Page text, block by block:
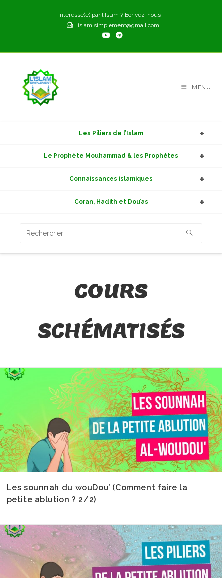
Intéressé(e) par l'Islam ? Ecrivez-nous !
lislam.simplement@gmail.com
MENU
Les Piliers de l’Islam
Le Prophète Mouhammad & les Prophètes
Connaissances islamiques
Coran, Hadith et Dou’as
COURS
SCHÉMATISÉS
Les sounnah du wouDou’ (Comment faire la
petite ablution ? 2/2)